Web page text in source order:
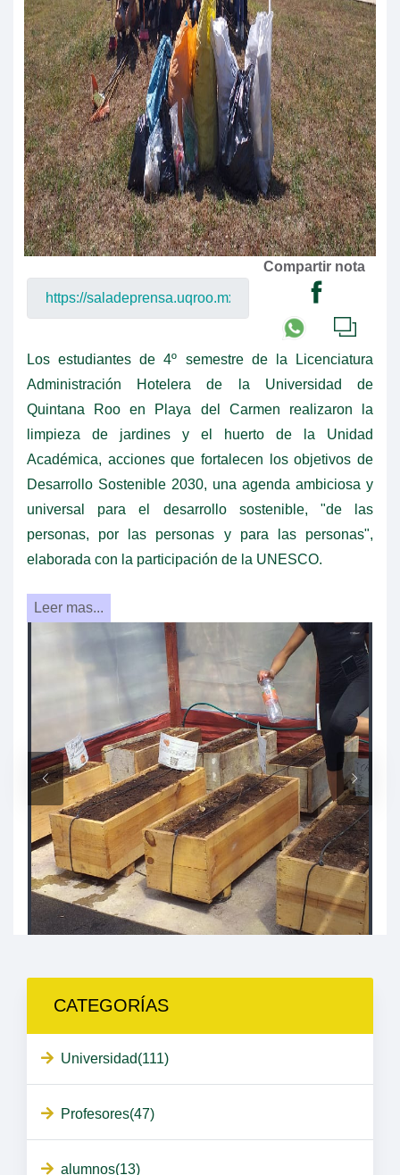
Compartir nota
Los estudiantes de 4º semestre de la Licenciatura
Administración Hotelera de la Universidad de
Quintana Roo en Playa del Carmen realizaron la
limpieza de jardines y el huerto de la Unidad
Académica, acciones que fortalecen los objetivos de
Desarrollo Sostenible 2030, una agenda ambiciosa y
universal para el desarrollo sostenible, "de las
personas, por las personas y para las personas",
elaborada con la participación de la UNESCO.
Leer mas...
CATEGORÍAS
Universidad(111)
Profesores(47)
alumnos(13)